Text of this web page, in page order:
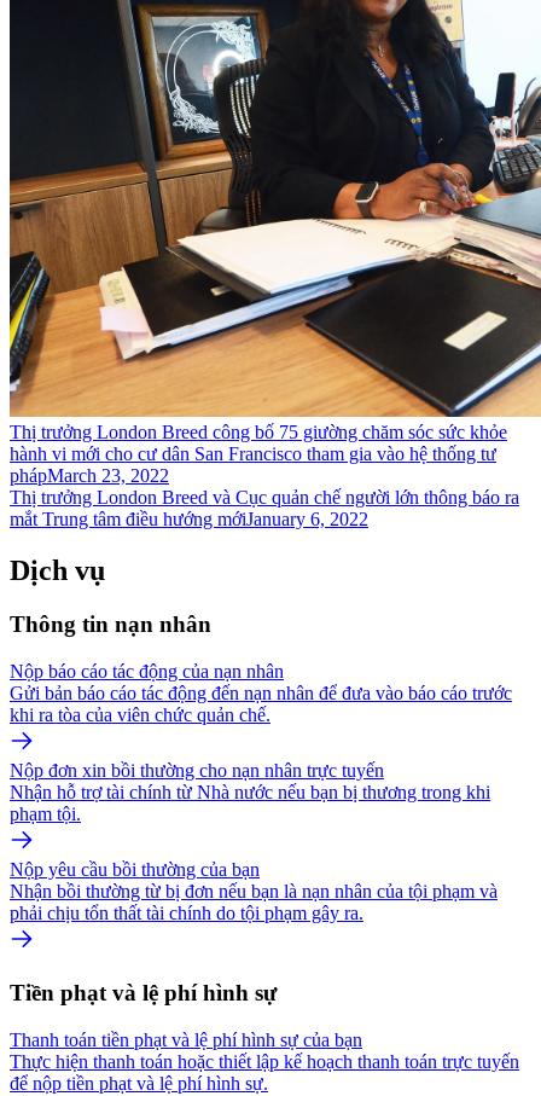
Thị trưởng London Breed công bố 75 giường chăm sóc sức khỏe
hành vi mới cho cư dân San Francisco tham gia vào hệ thống tư
phápMarch 23, 2022
Thị trưởng London Breed và Cục quản chế người lớn thông báo ra
mắt Trung tâm điều hướng mớiJanuary 6, 2022
Dịch vụ
Thông tin nạn nhân
Nộp báo cáo tác động của nạn nhân
Gửi bản báo cáo tác động đến nạn nhân để đưa vào báo cáo trước
khi ra tòa của viên chức quản chế.
Nộp đơn xin bồi thường cho nạn nhân trực tuyến
Nhận hỗ trợ tài chính từ Nhà nước nếu bạn bị thương trong khi
phạm tội.
Nộp yêu cầu bồi thường của bạn
Nhận bồi thường từ bị đơn nếu bạn là nạn nhân của tội phạm và
phải chịu tổn thất tài chính do tội phạm gây ra.
Tiền phạt và lệ phí hình sự
Thanh toán tiền phạt và lệ phí hình sự của bạn
Thực hiện thanh toán hoặc thiết lập kế hoạch thanh toán trực tuyến
để nộp tiền phạt và lệ phí hình sự.